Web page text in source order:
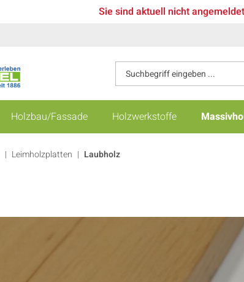
Sie sind aktuell nicht
Holzbau/Fassade Holzwerkstoffe
| Leimholzplatten | Laubholz